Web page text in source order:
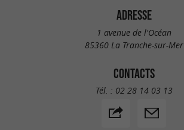
ADRESSE
1 avenue de l'Océan
85360 La Tranche-sur-Mer
CONTACTS
Tél. : 02 28 14 03 13